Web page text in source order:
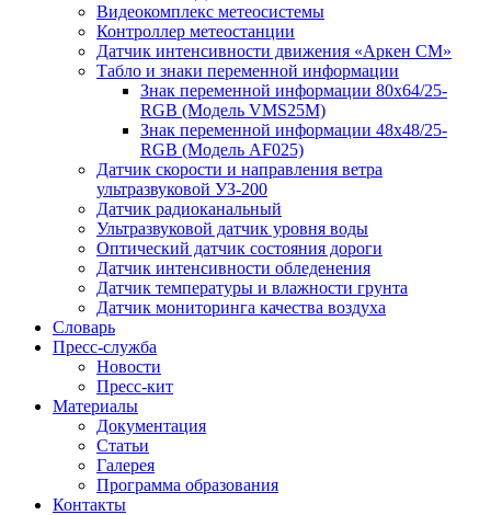
Видеокомплекс метеосистемы
Контроллер метеостанции
Датчик интенсивности движения «Аркен СМ»
Табло и знаки переменной информации
Знак переменной информации 80х64/25-
RGB (Модель VMS25M)
Знак переменной информации 48х48/25-
RGB (Модель АF025)
Датчик скорости и направления ветра
ультразвуковой УЗ-200
Датчик радиоканальный
Ультразвуковой датчик уровня воды
Оптический датчик состояния дороги
Датчик интенсивности обледенения
Датчик температуры и влажности грунта
Датчик мониторинга качества воздуха
Словарь
Пресс-служба
Новости
Пресс-кит
Материалы
Документация
Статьи
Галерея
Программа образования
Контакты